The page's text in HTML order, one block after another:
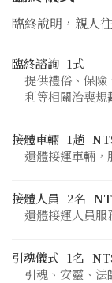
臨終說明，親人
臨終諮詢 1式 —
提供禮俗、保
利等相關治喪規
接體車輛 1趟
遺體接運車輛，
接體人員 2名
遺體接運人員服
引魂儀式 1名
引魂、安靈、